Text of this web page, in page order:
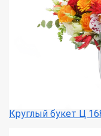
Круглый букет Ц